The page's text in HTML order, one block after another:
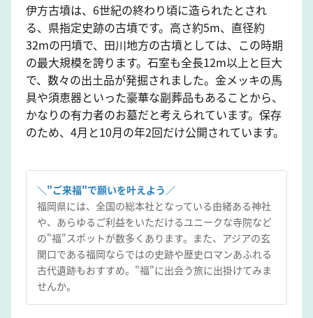
伊方古墳は、6世紀の終わり頃に造られたとされ
る、県指定史跡の古墳です。高さ約5m、直径約
32mの円墳で、田川地方の古墳としては、この時期
の最大規模を誇ります。石室も全長12m以上と巨大
で、数々の出土品が発掘されました。金メッキの馬
具や須恵器といった豪華な副葬品もあることから、
かなりの有力者のお墓だと考えられています。保存
のため、4月と10月の年2回だけ公開されています。
＼"ご来福"で願いを叶えよう／
福岡県には、全国の総本社となっている由緒ある神社
や、あらゆるご利益をいただけるユニークな寺院など
の"福"スポットが数多くあります。また、アジアの玄
関口である福岡ならではの史跡や歴史ロマンあふれる
古代遺跡もおすすめ。"福"に出会う旅に出掛けてみま
せんか。